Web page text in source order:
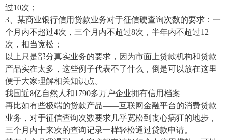
过10次；
3、某商业银行信用贷款业务对于征信硬查询次数的要求：一
个月内不超过4次，三个月内不超过8次，半年内不超过12
次，相当宽松；
以上只是部分真实业务的要求，因为市面上贷款机构和贷款
产品实在太多，这些例子代表不了什么，倒是可以放在这里
便于大家理解相关知识点。
我国近8亿自然人和1790多万户企业拥有信用档案
再比如有些极端的贷款产品——互联网金融平台的消费贷款
业务，对于征信查询次数要求几乎宽松到丧心病狂的地步，
三个月内十来次的查询记录一样轻松通过贷款申请。